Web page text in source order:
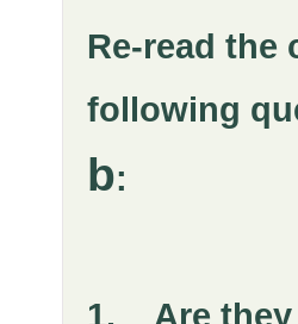
Re-read the
following
b:
1. Are